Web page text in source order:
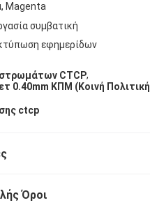
Magenta
συμβατική
εφημερίδων
CTCP,
0.40mm ΚΠΜ (Κοινή Πολιτική
ctcp
Όροι